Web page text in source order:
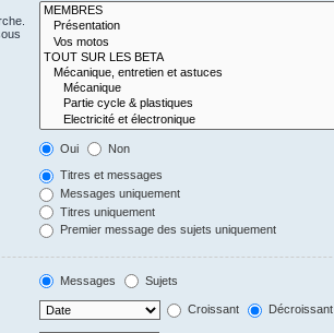
Oui Non
Titres et messages
Messages uniquement
Titres uniquement
Premier message des sujets uniquement
Messages Sujets
Croissant Décroissant